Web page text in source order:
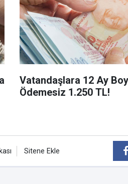
Vatandaşlara 12 Ay
Ödemesiz 1.250 TL!
Sitene Ekle